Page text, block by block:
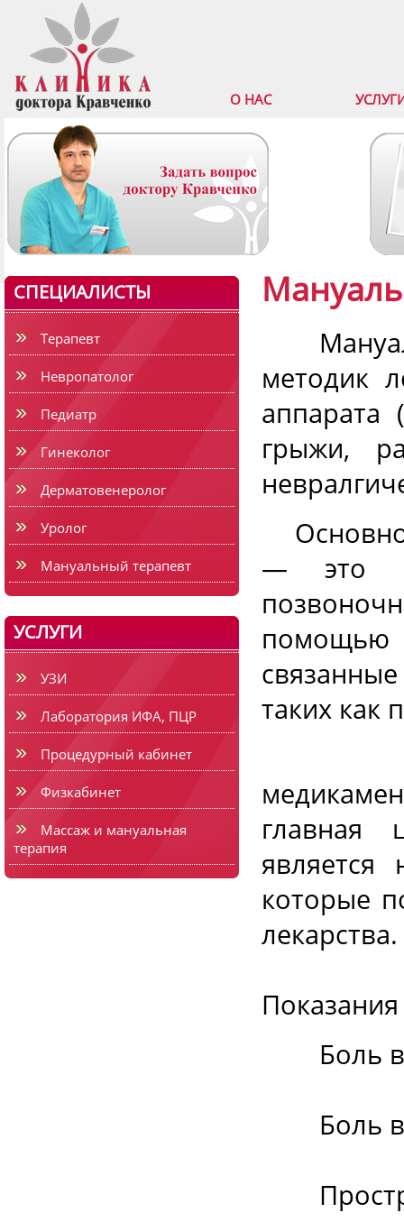
О НАС
СПЕЦИАЛИСТЫ
Терапевт
Невропатолог
Педиатр
Гинеколог
Дерматовенеролог
Уролог
Мануальный терапевт
УСЛУГИ
УЗИ
Лаборатория ИФА, ПЦР
Процедурный кабинет
Физкабинет
Массаж и мануальная
терапия
методик
аппарата
грыжи,
— это
помощью
таких как
главная
является
которые
лекарства.
Боль в
Боль в